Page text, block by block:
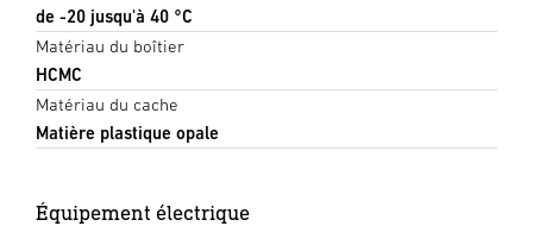
de -20 jusqu'à 40 °C
Matériau du boîtier
HCMC
Matériau du cache
Matière plastique opale
Équipement électrique